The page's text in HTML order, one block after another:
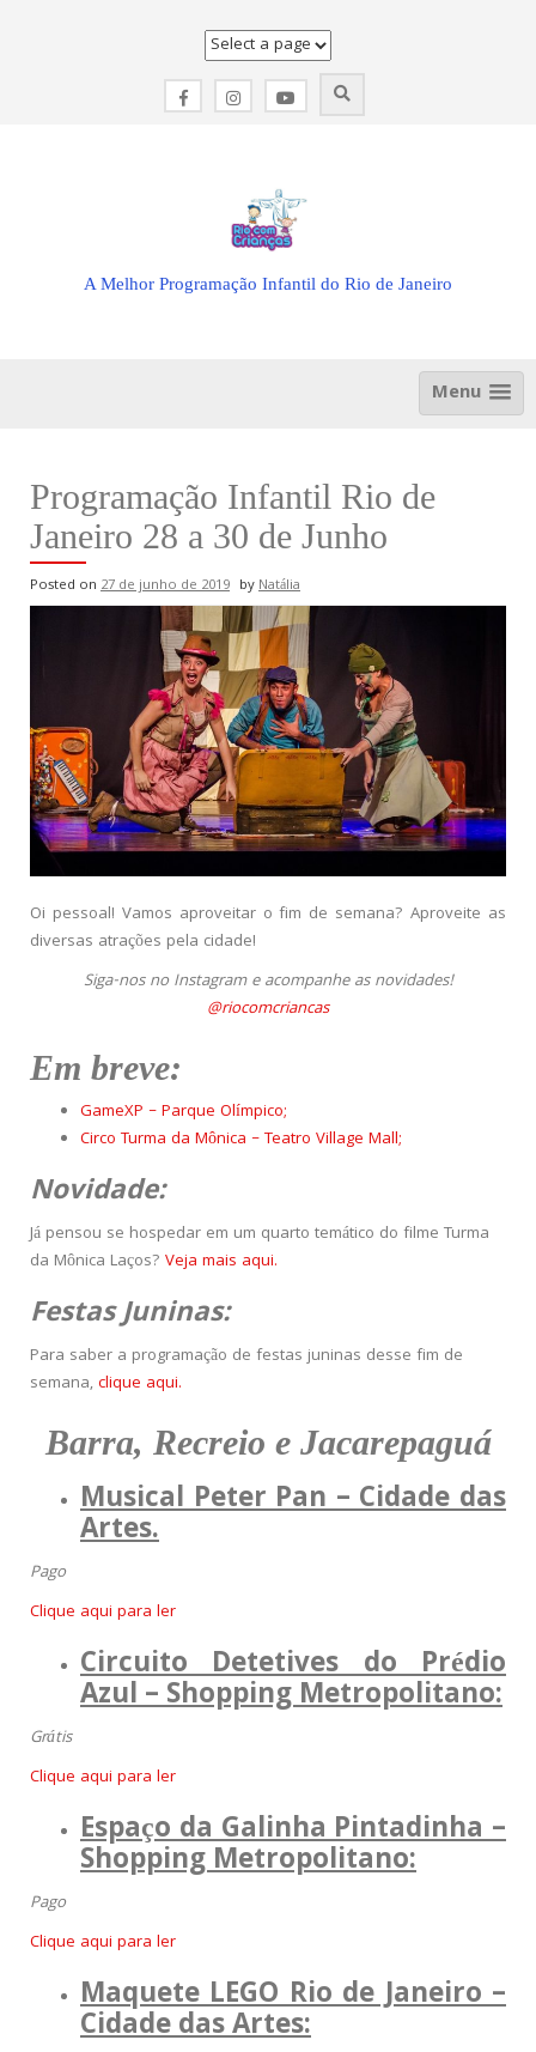
A Melhor Programação Infantil do Rio de Janeiro
Menu
Programação Infantil Rio de
Janeiro 28 a 30 de Junho
Posted on 27 de junho de 2019 byNatália
Oi pessoal! Vamos aproveitar o fim de semana? Aproveite as
diversas atrações pela cidade!
Siga-nos no Instagram e acompanhe as novidades!
@riocomcriancas
Em breve:
GameXP – Parque Olímpico;
Circo Turma da Mônica – Teatro Village Mall;
Novidade:
Já pensou se hospedar em um quarto temático do filme Turma
da Mônica Laços? Veja mais aqui.
Festas Juninas:
Para saber a programação de festas juninas desse fim de
semana,clique aqui.
Barra, Recreio e Jacarepaguá
Musical Peter Pan – Cidade das
Artes.
Pago
Clique aqui para ler
Circuito Detetives do Prédio
Azul – Shopping Metropolitano:
Grátis
Clique aqui para ler
Espaço da Galinha Pintadinha –
Shopping Metropolitano:
Pago
Clique aqui para ler
Maquete LEGO Rio de Janeiro –
Cidade das Artes: